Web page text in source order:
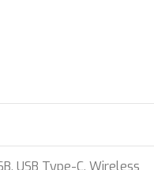
, USB Type-C, Wireless